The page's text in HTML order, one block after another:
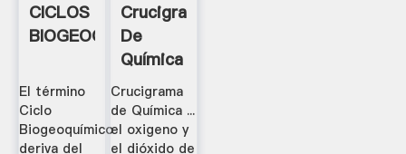
CICLOS
BIOGEOQUÍMICOS
El término
Ciclo
Biogeoquímico
deriva del
Crucigrama
De
Química
-
ArmoredPenguin
Crucigrama
de Química ...
el oxigeno y
el dióxido de